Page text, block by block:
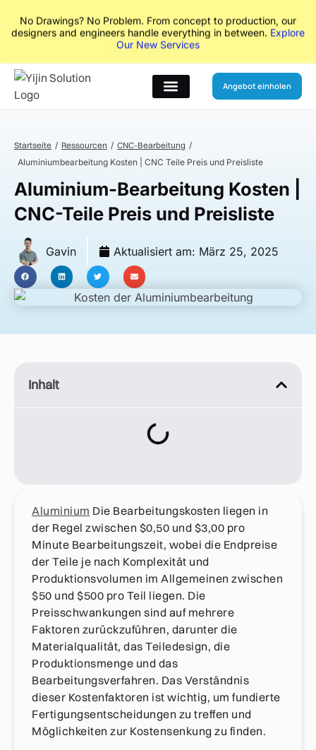
No Drawings? No Problem. From concept to production, our
designers and engineers handle everything in between. Explore
Our New Services
Angebot einholen
Startseite Ressourcen
CNC-Bearbeitung
Aluminiumbearbeitung Kosten | CNC Teile Preis und Preisliste
Aluminium-Bearbeitung Kosten |
CNC-Teile Preis und Preisliste
Gavin Aktualisiert am: März 25, 2025
Inhalt
Aluminium Die Bearbeitungskosten liegen in
der Regel zwischen $0,50 und $3,00 pro
Minute Bearbeitungszeit, wobei die Endpreise
der Teile je nach Komplexität und
Produktionsvolumen im Allgemeinen zwischen
$50 und $500 pro Teil liegen. Die
Preisschwankungen sind auf mehrere
Faktoren zurückzuführen, darunter die
Materialqualität, das Teiledesign, die
Produktionsmenge und das
Bearbeitungsverfahren. Das Verständnis
dieser Kostenfaktoren ist wichtig, um fundierte
Fertigungsentscheidungen zu treffen und
Möglichkeiten zur Kostensenkung zu finden.